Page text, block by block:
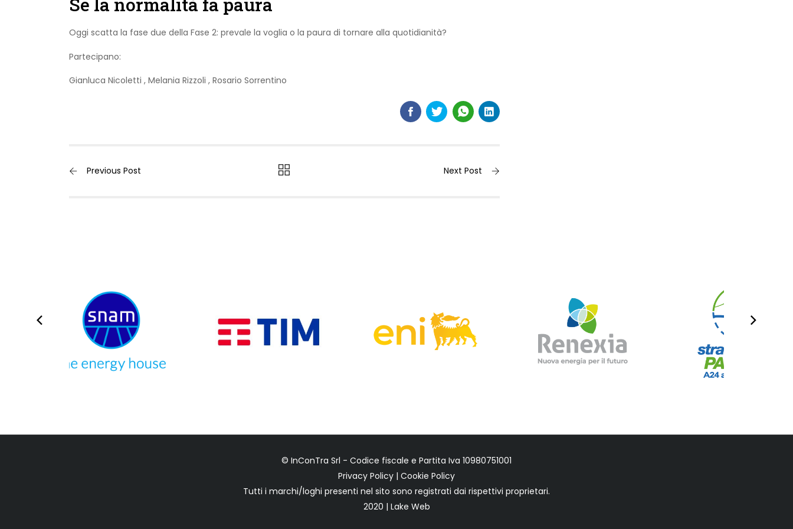
Oggi scatta la fase due della Fase 2: prevale la voglia o la paura di tornare alla quotidianità?
Partecipano:
Gianluca Nicoletti , Melania Rizzoli , Rosario Sorrentino
Previous Post Next Post
© InConTra Srl - Codice fiscale e Partita Iva 10980751001
Privacy Policy | Cookie Policy
Tutti i marchi/loghi presenti nel sito sono registrati dai rispettivi proprietari.
2020 | Lake Web